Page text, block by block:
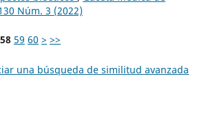
Núm. 3 (2022)
58 59 60 > >>
una búsqueda de similitud avanzada